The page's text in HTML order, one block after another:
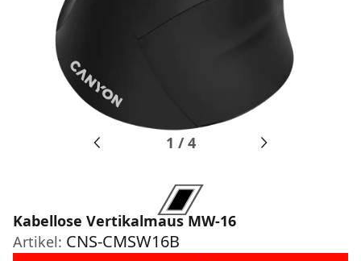
1 /4
Kabellose Vertikalmaus MW-16
Artikel: CNS-CMSW16B